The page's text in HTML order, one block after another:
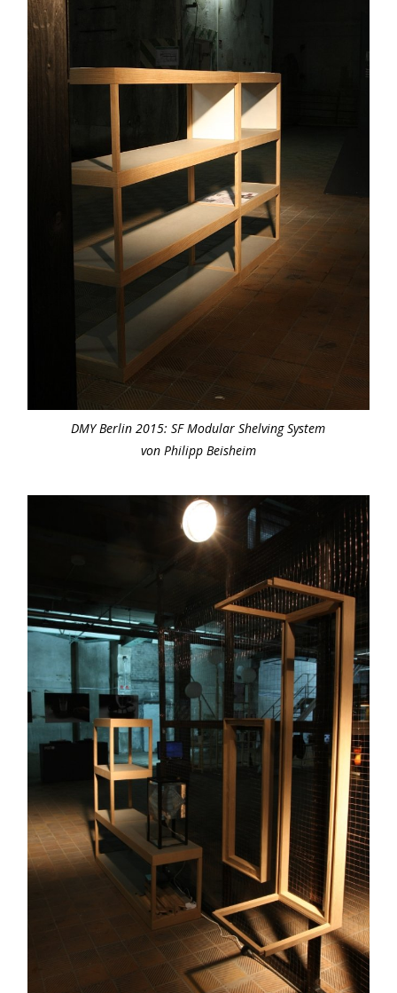
DMY Berlin 2015: SF Modular Shelving System
von Philipp Beisheim